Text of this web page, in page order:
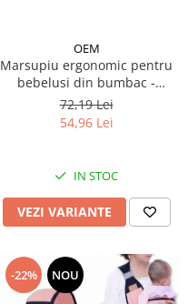
OEM
Marsupiu ergonomic pentru
bebelusi din bumbac -
modele diferite
72,19 Lei
54,96 Lei
IN STOC
VEZI VARIANTE
-22% NOU